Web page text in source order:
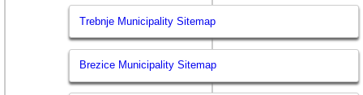
Trebnje Municipality Sitemap
Brezice Municipality Sitemap